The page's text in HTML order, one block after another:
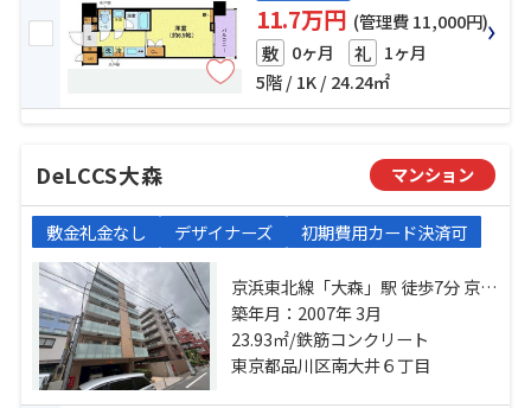
11.7万円 (管理費 11,000円)
敷 0ヶ月 礼 1ヶ月
5階 / 1K / 24.24㎡
DeLCCS大森 マンション
敷金礼金なし デザイナーズ 初期費用カード決済可
京浜東北線「大森」駅 徒歩7分 京急
本線「大森海岸」駅 徒歩11分 東京
モノレール「大井競馬場前」駅 徒
歩23分
築年月：2007年 3月
23.93㎡/鉄筋コンクリート
東京都品川区南大井６丁目